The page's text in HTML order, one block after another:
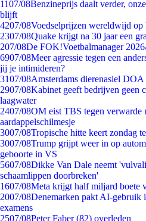
1107/08Benzineprijs daalt verder,
blijft
4207/08Voedselprijzen wereldwijd op
2307/08Quake krijgt na 30 jaar een
207/08De FOK!Voetbalmanager
6907/08Meer agressie tegen een
jij je intimideren?
3107/08Amsterdams dierenasiel
2907/08Kabinet geeft bedrijven geen
laagwater
2407/08OM eist TBS tegen verwarde
aardappelschilmesje
3007/08Tropische hitte keert zondag
3007/08Trump grijpt weer in op
geboorte in VS
5607/08Dikke Van Dale neemt
schaamlippen doorbreken'
1607/08Meta krijgt half miljard boete
2007/08Denemarken pakt AI-gebruik
examens
2507/08Peter Faber (82) overleden